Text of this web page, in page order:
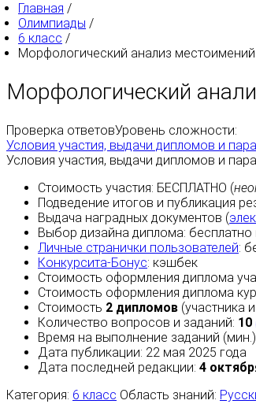
Главная /
Олимпиады /
6 класс /
Морфологический анализ местоимений
Морфологический
Проверка ответовУровень сложности:
Условия участия, выдачи дипломов и
Условия участия, выдачи дипломов и
Стоимость участия: БЕСПЛАТНО (
Подведение итогов и публикация
Выдача наградных документов (
Выбор дизайна диплома: бесплатно
Личные странички пользователей:
Конкурсита-Бонус: кэшбек
Стоимость оформления диплома
Стоимость оформления диплома
Стоимость 2 дипломов (участника
Количество вопросов и заданий: 10
Время на выполнение заданий
Дата публикации: 22 мая 2025 года
Дата последней редакции: 4
Категория: 6 класс Область знаний: